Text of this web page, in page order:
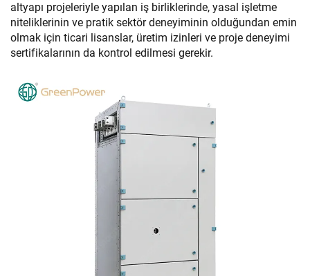
altyapı projeleriyle yapılan iş birliklerinde, yasal işletme
niteliklerinin ve pratik sektör deneyiminin olduğundan emin
olmak için ticari lisanslar, üretim izinleri ve proje deneyimi
sertifikalarının da kontrol edilmesi gerekir.